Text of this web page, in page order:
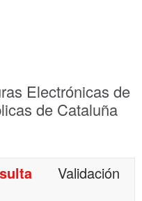
Electrónicas de
de Cataluña
Validación